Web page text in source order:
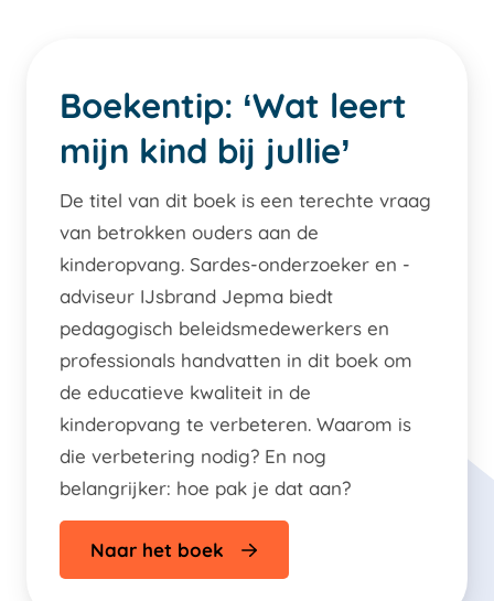
Boekentip: ‘Wat leert
mijn kind bij jullie’
De titel van dit boek is een terechte vraag
van betrokken ouders aan de
kinderopvang. Sardes-onderzoeker en -
adviseur IJsbrand Jepma biedt
pedagogisch beleidsmedewerkers en
professionals handvatten in dit boek om
de educatieve kwaliteit in de
kinderopvang te verbeteren. Waarom is
die verbetering nodig? En nog
belangrijker: hoe pak je dat aan?
Naar het boek